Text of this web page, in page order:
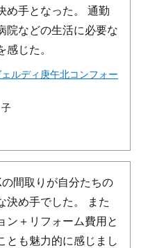
め手となった。 通勤
院などの生活に必要な
じた。
ェルディ庚午北コンフォー
間取りが自分たちの
決め手でした。 また
ン＋リフォーム費用と
とも魅力的に感じまし